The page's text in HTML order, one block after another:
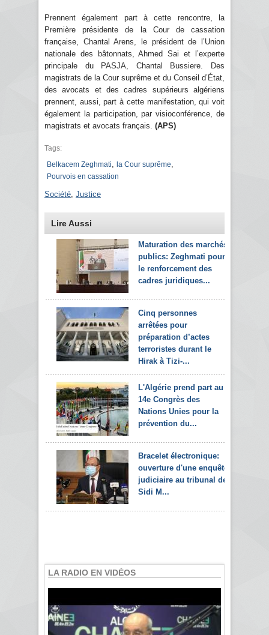
Prennent également part à cette rencontre, la
Première présidente de la Cour de cassation
française, Chantal Arens, le président de l’Union
nationale des bâtonnats, Ahmed Sai et l’experte
principale du PASJA, Chantal Bussiere. Des
magistrats de la Cour suprême et du Conseil d’État,
des avocats et des cadres supérieurs algériens
prennent, aussi, part à cette manifestation, qui voit
également la participation, par visioconférence, de
magistrats et avocats français. (APS)
Tags:
Belkacem Zeghmati
la Cour suprême
Pourvois en cassation
Société Justice
Lire Aussi
Maturation des marchés
publics: Zeghmati pour
le renforcement des
cadres juridiques...
Cinq personnes
arrêtées pour
préparation d’actes
terroristes durant le
Hirak à Tizi-...
L'Algérie prend part au
14e Congrès des
Nations Unies pour la
prévention du...
Bracelet électronique:
ouverture d'une enquête
judiciaire au tribunal de
Sidi M...
LA RADIO EN VIDÉOS